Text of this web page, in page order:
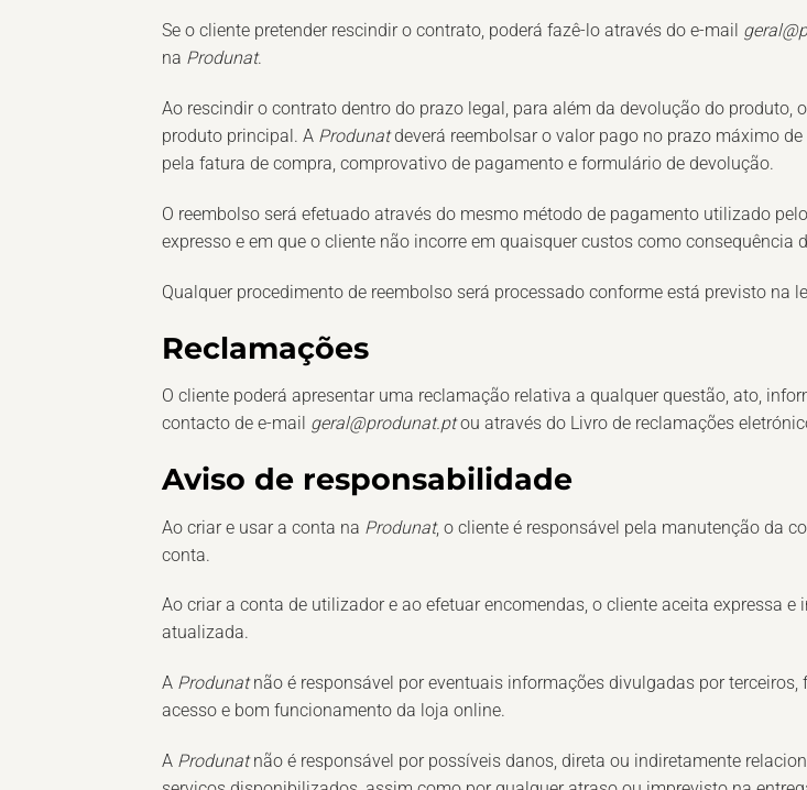
Se o cliente pretender rescindir o contrato, poderá fazê-lo através do e-mail
na Produnat.
Ao rescindir o contrato dentro do prazo legal, para além da devolução do produto,
produto principal. A Produnatdeverá reembolsar o valor pago no prazo máximo
pela fatura de compra, comprovativo de pagamento e formulário de devolução.
O reembolso será efetuado através do mesmo método de pagamento utilizado
expresso e em que o cliente não incorre em quaisquer custos como consequência
Qualquer procedimento de reembolso será processado conforme está previsto na
Reclamações
O cliente poderá apresentar uma reclamação relativa a qualquer questão, ato,
contacto de e-mail geral@produnat.pt ou através do Livro de reclamações
Aviso de responsabilidade
Ao criar e usar a conta na Produnat, o cliente é responsável pela manutenção da
conta.
Ao criar a conta de utilizador e ao efetuar encomendas, o cliente aceita expressa
atualizada.
A Produnatnão é responsável por eventuais informações divulgadas por
acesso e bom funcionamento da loja online.
A Produnatnão é responsável por possíveis danos, direta ou indiretamente